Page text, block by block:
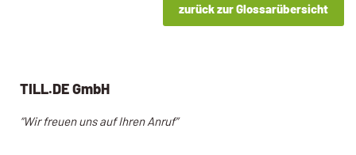
zurück zur Glossarübersicht
TILL.DE GmbH
“Wir freuen uns auf Ihren Anruf”